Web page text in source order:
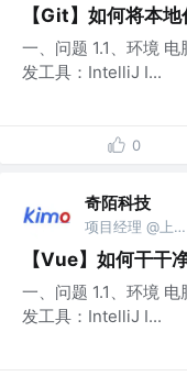
【Git】如何将本
一、问题 1.1、环境
发工具：IntelliJ I...
0
奇陌科技
项目经理 @上海奇陌科技有限公司
【Vue】如何干干
一、问题 1.1、环境
发工具：IntelliJ I...